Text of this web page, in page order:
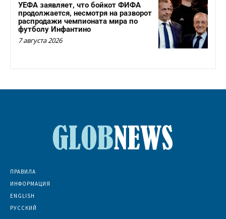
УЕФА заявляет, что бойкот ФИФА
продолжается, несмотря на разворот
распродажи чемпионата мира по
футболу Инфантино
7 августа 2026
ПРАВИЛА
ИНФОРМАЦИЯ
ENGLISH
РУССКИЙ